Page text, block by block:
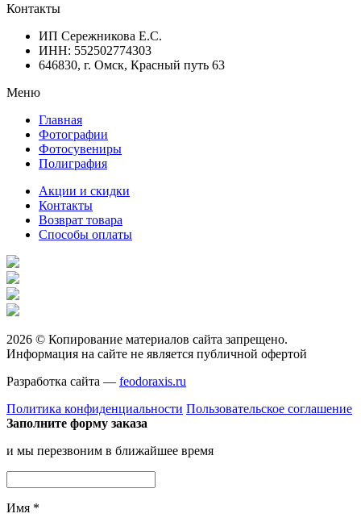
Контакты
ИП Сережникова Е.С.
ИНН: 552502774303
646830, г. Омск, Красный путь 63
Меню
Главная
Фотографии
Фотосувениры
Полиграфия
Акции и скидки
Контакты
Возврат товара
Способы оплаты
2026 © Копирование материалов сайта запрещено.
Информация на сайте не является публичной офертой
Разработка сайта — feodoraxis.ru
Политика конфиденциальности Пользовательское соглашение
Заполните форму заказа
и мы перезвоним в ближайшее время
Имя *